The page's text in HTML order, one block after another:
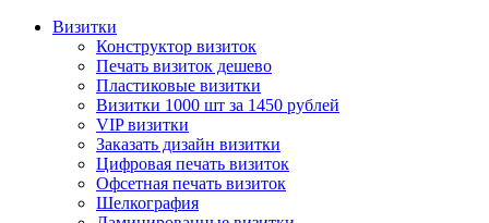
Визитки
Конструктор визиток
Печать визиток дешево
Пластиковые визитки
Визитки 1000 шт за 1450 рублей
VIP визитки
Заказать дизайн визитки
Цифровая печать визиток
Офсетная печать визиток
Шелкография